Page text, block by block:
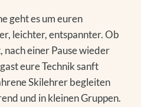
geht es um euren
leichter, entspannter. Ob
einer Pause wieder
eure Technik sanft
Skilehrer begleiten
und in kleinen Gruppen.